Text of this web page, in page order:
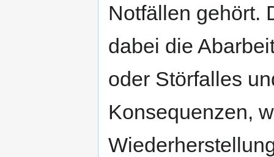
Notfällen gehört.
dabei die
oder Störfalles
Konsequenzen,